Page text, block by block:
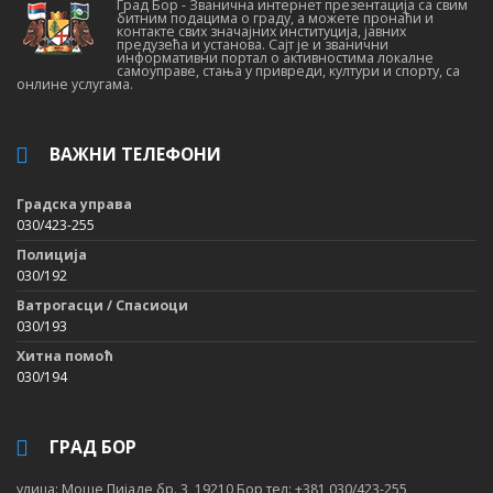
Град Бор - Званична интернет презентација са свим
битним подацима о граду, а можете пронаћи и
контакте свих значајних институција, јавних
предузећа и установа. Сајт је и званични
информативни портал о активностима локалне
самоуправе, стања у привреди, култури и спорту, са
онлине услугама.
ВАЖНИ ТЕЛЕФОНИ
Градска управа
030/423-255
Полиција
030/192
Ватрогасци / Спасиоци
030/193
Хитна помоћ
030/194
ГРАД БОР
улица: Моше Пијаде бр. 3, 19210 Бор тел: +381 030/423-255